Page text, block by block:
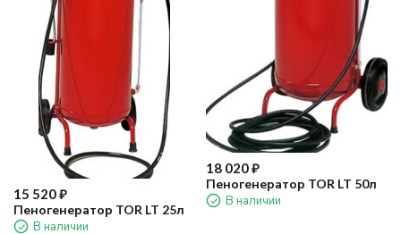
15 520₽
Пеногенератор TOR LT 25л
В наличии
18 020₽
Пеногенератор TOR LT 50л
В наличии